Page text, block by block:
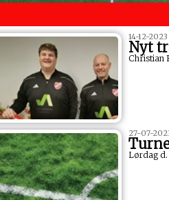
14-12-
Nyt
Christian
27-07-
Lørdag d.